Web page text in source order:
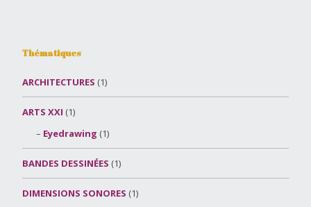
Thématiques
ARCHITECTURES (1)
ARTS XXI (1)
Eyedrawing (1)
BANDES DESSINÉES (1)
DIMENSIONS SONORES (1)